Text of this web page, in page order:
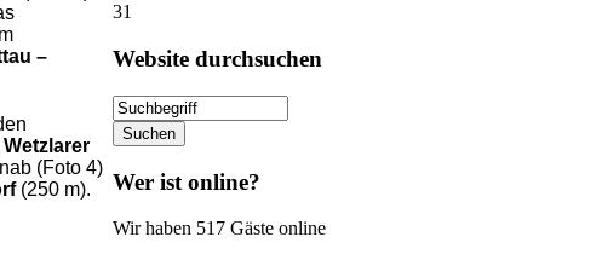
–
(Foto 4)
(250 m).
31
Websitedurchsuchen
Werist online?
Wir haben 517 Gäste online